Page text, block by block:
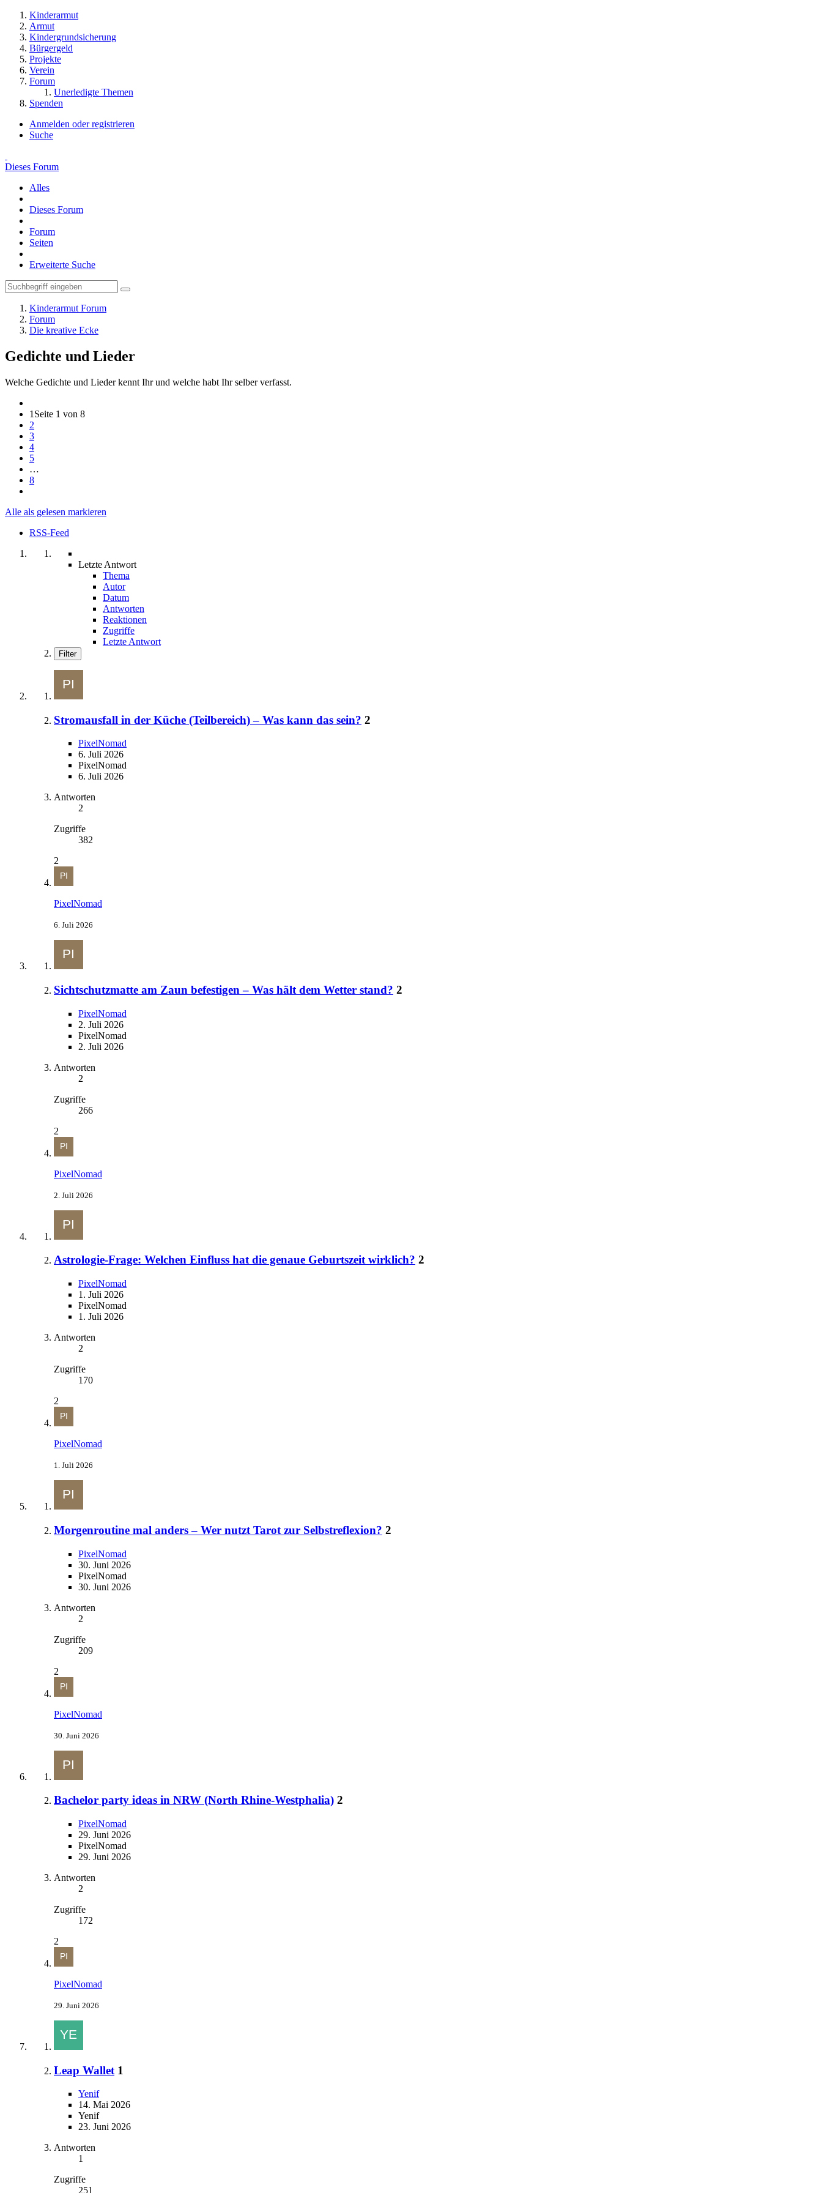
Kinderarmut
Armut
Kindergrundsicherung
Bürgergeld
Projekte
Verein
Forum
Unerledigte Themen
Spenden
Anmelden oder registrieren
Suche
Dieses Forum
Alles
Dieses Forum
Forum
Seiten
Erweiterte Suche
Kinderarmut Forum
Forum
Die kreative Ecke
Gedichte und Lieder
Welche Gedichte und Lieder kennt Ihr und welche habt Ihr selber verfasst.
1 Seite 1 von 8
2
3
4
5
…
8
Alle als gelesen markieren
RSS-Feed
Letzte Antwort
Thema
Autor
Datum
Antworten
Reaktionen
Zugriffe
Letzte Antwort
Filter
Stromausfall in der Küche (Teilbereich) – Was kann das sein? 2
PixelNomad
6. Juli 2026
PixelNomad
6. Juli 2026
Antworten
2
Zugriffe
382
2
PixelNomad
6. Juli 2026
Sichtschutzmatte am Zaun befestigen – Was hält dem Wetter stand? 2
PixelNomad
2. Juli 2026
PixelNomad
2. Juli 2026
Antworten
2
Zugriffe
266
2
PixelNomad
2. Juli 2026
Astrologie-Frage: Welchen Einfluss hat die genaue Geburtszeit wirklich? 2
PixelNomad
1. Juli 2026
PixelNomad
1. Juli 2026
Antworten
2
Zugriffe
170
2
PixelNomad
1. Juli 2026
Morgenroutine mal anders – Wer nutzt Tarot zur Selbstreflexion? 2
PixelNomad
30. Juni 2026
PixelNomad
30. Juni 2026
Antworten
2
Zugriffe
209
2
PixelNomad
30. Juni 2026
Bachelor party ideas in NRW (North Rhine-Westphalia) 2
PixelNomad
29. Juni 2026
PixelNomad
29. Juni 2026
Antworten
2
Zugriffe
172
2
PixelNomad
29. Juni 2026
Leap Wallet 1
Yenif
14. Mai 2026
Yenif
23. Juni 2026
Antworten
1
Zugriffe
251